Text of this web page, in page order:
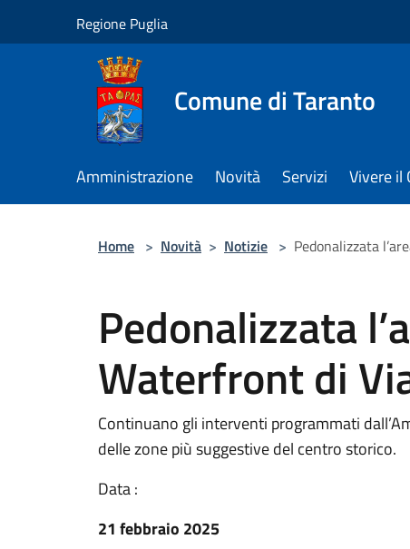
Regione Puglia
Comune di Taranto
Amministrazione Novità Servizi Vivere il
Home > Novità > Notizie > Pedonalizzata
Pedonalizzata
Waterfront di
Continuano gli interventi programmati
delle zone più suggestive del centro storico.
Data :
21 febbraio 2025